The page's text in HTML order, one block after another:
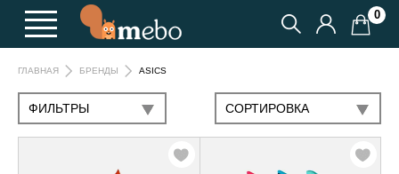
0
ГЛАВНАЯ БРЕНДЫ ASICS
ФИЛЬТРЫ CОРТИРОВКА